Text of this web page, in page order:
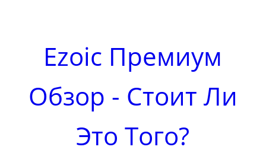
Ezoic Премиум
Обзор - Стоит Ли
Это Того?